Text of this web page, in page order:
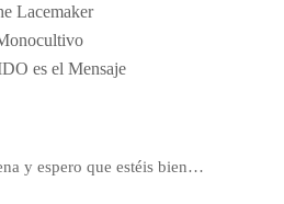
Lacemaker
es el Mensaje
y espero que estéis bien…